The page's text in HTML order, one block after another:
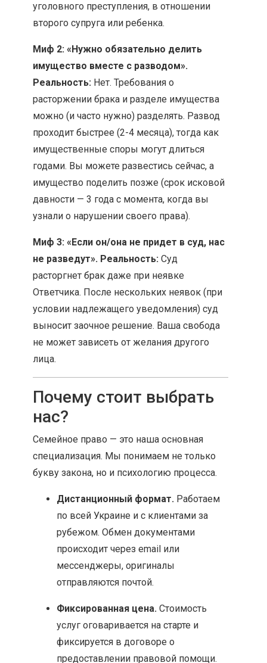
уголовного преступления, в отношении
второго супруга или ребенка.
Миф 2: «Нужно обязательно делить
имущество вместе с разводом».
Реальность: Нет. Требования о
расторжении брака и разделе имущества
можно (и часто нужно) разделять. Развод
проходит быстрее (2-4 месяца), тогда как
имущественные споры могут длиться
годами. Вы можете развестись сейчас, а
имущество поделить позже (срок исковой
давности — 3 года с момента, когда вы
узнали о нарушении своего права).
Миф 3: «Если он/она не придет в суд, нас
не разведут». Реальность: Суд
расторгнет брак даже при неявке
Ответчика. После нескольких неявок (при
условии надлежащего уведомления) суд
выносит заочное решение. Ваша свобода
не может зависеть от желания другого
лица.
Почему стоит выбрать
нас?
Семейное право — это наша основная
специализация. Мы понимаем не только
букву закона, но и психологию процесса.
Дистанционный формат. Работаем
по всей Украине и с клиентами за
рубежом. Обмен документами
происходит через email или
мессенджеры, оригиналы
отправляются почтой.
Фиксированная цена. Стоимость
услуг оговаривается на старте и
фиксируется в договоре о
предоставлении правовой помощи.